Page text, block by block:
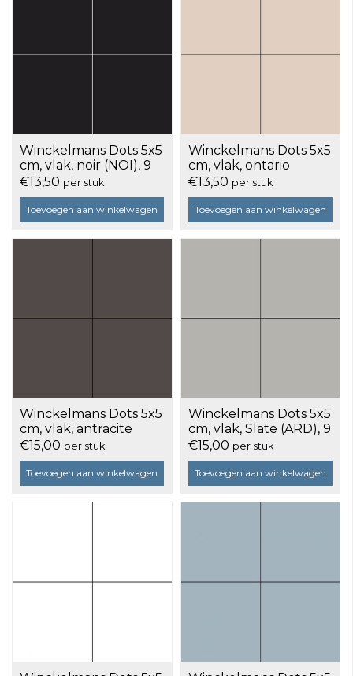
Winckelmans Dots 5x5
cm, vlak, noir (NOI), 9
mm dik, doos a 25
stuks
€13,50 per stuk
Toevoegen aan winkelwagen
Winckelmans Dots 5x5
cm, vlak, ontario
(ONT), 9 mm dik, doos
a 25 stuks
€13,50 per stuk
Toevoegen aan winkelwagen
Winckelmans Dots 5x5
cm, vlak, antracite
(ANT), 9 mm dik, doos
a 25 stuks
€15,00 per stuk
Toevoegen aan winkelwagen
Winckelmans Dots 5x5
cm, vlak, Slate (ARD), 9
mm dik, doos a 25
stuks
€15,00 per stuk
Toevoegen aan winkelwagen